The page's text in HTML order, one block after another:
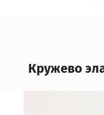
Кружево